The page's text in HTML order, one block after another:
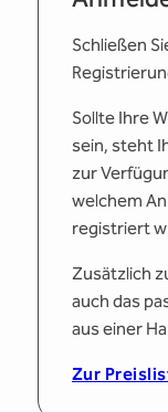
Schließen
Sollte Ihre
sein, steht
zur
welchem
registriert
Zusätzlich
auch das
aus einer
Zur